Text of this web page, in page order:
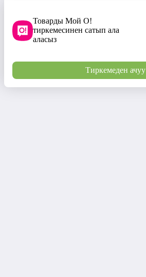
Товарды Мой О!
тиркемесинен сатып ала
аласыз
Тиркемеден ачуу